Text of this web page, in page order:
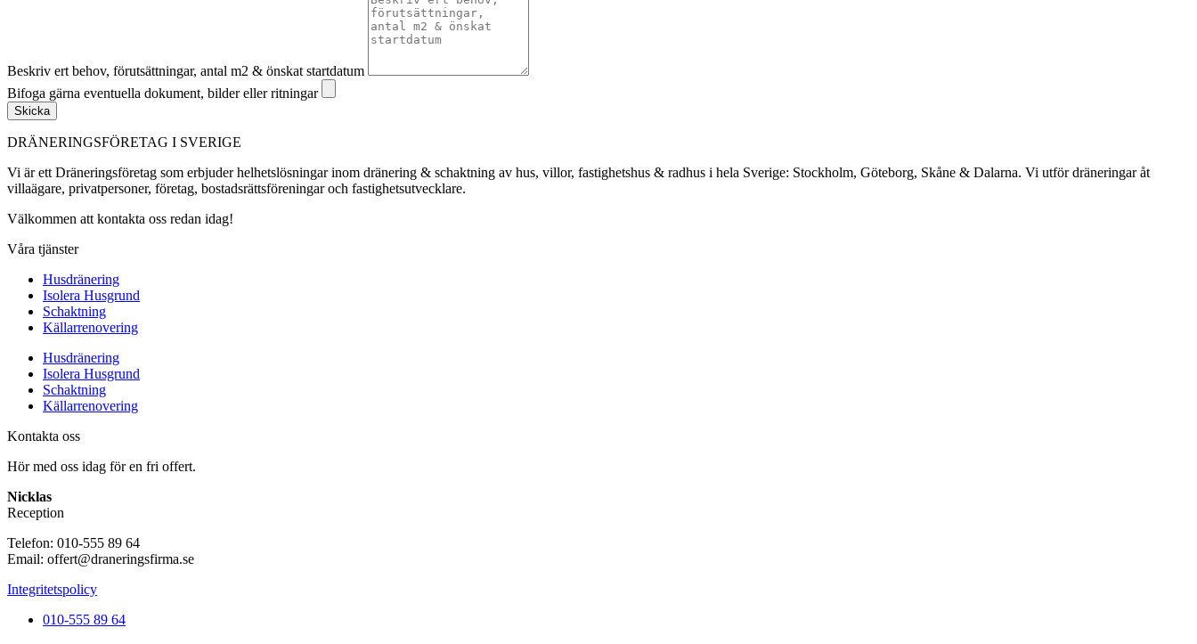
Beskriv ert behov, förutsättningar, antal m2 & önskat startdatum
Bifoga gärna eventuella dokument, bilder eller ritningar
Skicka
DRÄNERINGSFÖRETAG I SVERIGE
Vi är ett Dräneringsföretag som erbjuder helhetslösningar inom dränering & schaktning av hus, villor, fastighetshus & radhus i hela Sverige: Stockholm, Göteborg, Skåne & Dalarna. Vi utför dräneringar åt
villaägare, privatpersoner, företag, bostadsrättsföreningar och fastighetsutvecklare.
Välkommen att kontakta oss redan idag!
Våra tjänster
Husdränering
Isolera Husgrund
Schaktning
Källarrenovering
Husdränering
Isolera Husgrund
Schaktning
Källarrenovering
Kontakta oss
Hör med oss idag för en fri offert.
Nicklas
Reception
Telefon: 010-555 89 64
Email: offert@draneringsfirma.se
Integritetspolicy
010-555 89 64